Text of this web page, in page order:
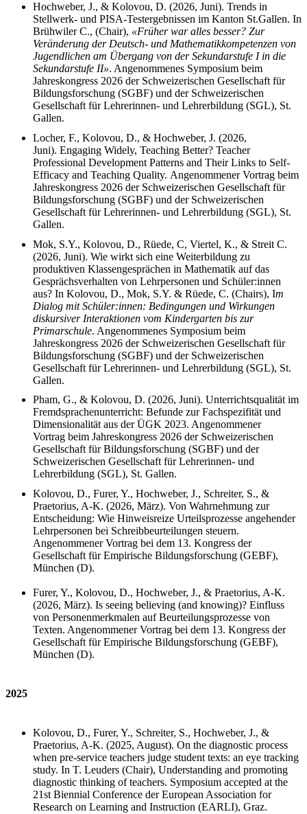
Hochweber, J., & Kolovou, D. (2026, Juni). Trends in
Stellwerk- und PISA-Testergebnissen im Kanton St.Gallen. In
Brühwiler C., (Chair), «Früher war alles besser? Zur
Veränderung der Deutsch- und Mathematikkompetenzen von
Jugendlichen am Übergang von der Sekundarstufe I in die
Sekundarstufe II». Angenommenes Symposium beim
Jahreskongress 2026 der Schweizerischen Gesellschaft für
Bildungsforschung (SGBF) und der Schweizerischen
Gesellschaft für Lehrerinnen- und Lehrerbildung (SGL), St.
Gallen.
Locher, F., Kolovou, D., & Hochweber, J. (2026,
Juni). Engaging Widely, Teaching Better? Teacher
Professional Development Patterns and Their Links to Self-
Efficacy and Teaching Quality. Angenommener Vortrag beim
Jahreskongress 2026 der Schweizerischen Gesellschaft für
Bildungsforschung (SGBF) und der Schweizerischen
Gesellschaft für Lehrerinnen- und Lehrerbildung (SGL), St.
Gallen.
Mok, S.Y., Kolovou, D., Rüede, C, Viertel, K., & Streit C.
(2026, Juni). Wie wirkt sich eine Weiterbildung zu
produktiven Klassengesprächen in Mathematik auf das
Gesprächsverhalten von Lehrpersonen und Schüler:innen
aus? In Kolovou, D., Mok, S.Y. & Rüede, C. (Chairs), Im
Dialog mit Schüler:innen: Bedingungen und Wirkungen
diskursiver Interaktionen vom Kindergarten bis zur
Primarschule. Angenommenes Symposium beim
Jahreskongress 2026 der Schweizerischen Gesellschaft für
Bildungsforschung (SGBF) und der Schweizerischen
Gesellschaft für Lehrerinnen- und Lehrerbildung (SGL), St.
Gallen.
Pham, G., & Kolovou, D. (2026, Juni). Unterrichtsqualität im
Fremdsprachenunterricht: Befunde zur Fachspezifität und
Dimensionalität aus der ÜGK 2023. Angenommener
Vortrag beim Jahreskongress 2026 der Schweizerischen
Gesellschaft für Bildungsforschung (SGBF) und der
Schweizerischen Gesellschaft für Lehrerinnen- und
Lehrerbildung (SGL), St. Gallen.
Kolovou, D., Furer, Y., Hochweber, J., Schreiter, S., &
Praetorius, A-K. (2026, März). Von Wahrnehmung zur
Entscheidung: Wie Hinweisreize Urteilsprozesse angehender
Lehrpersonen bei Schreibbeurteilungen steuern.
Angenommener Vortrag bei dem 13. Kongress der
Gesellschaft für Empirische Bildungsforschung (GEBF),
München (D).
Furer, Y., Kolovou, D., Hochweber, J., & Praetorius, A-K.
(2026, März). Is seeing believing (and knowing)? Einfluss
von Personenmerkmalen auf Beurteilungsprozesse von
Texten. Angenommener Vortrag bei dem 13. Kongress der
Gesellschaft für Empirische Bildungsforschung (GEBF),
München (D).
2025
Kolovou, D., Furer, Y., Schreiter, S., Hochweber, J., &
Praetorius, A-K. (2025, August). On the diagnostic process
when pre-service teachers judge student texts: an eye tracking
study. In T. Leuders (Chair), Understanding and promoting
diagnostic thinking of teachers. Symposium accepted at the
21st Biennial Conference der European Association for
Research on Learning and Instruction (EARLI), Graz.